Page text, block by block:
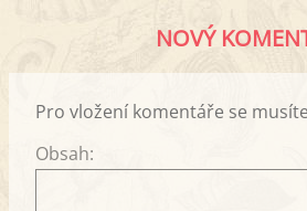
NOVÝ
Pro vložení komentáře se
Obsah: